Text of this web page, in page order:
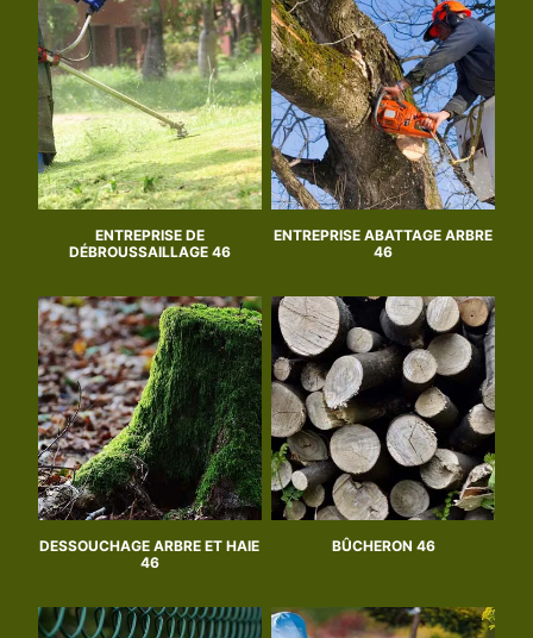
ENTREPRISE DE
DÉBROUSSAILLAGE 46
ENTREPRISE ABATTAGE ARBRE
46
DESSOUCHAGE ARBRE ET HAIE
46
BÛCHERON 46